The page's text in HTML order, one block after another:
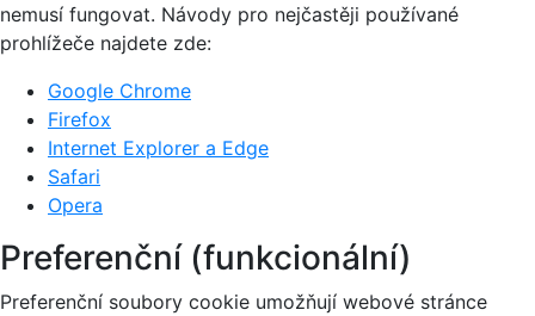
nemusí fungovat. Návody pro nejčastěji používané
prohlížeče najdete zde:
Google Chrome
Firefox
Internet Explorer a Edge
Safari
Opera
Preferenční (funkcionální)
Preferenční soubory cookie umožňují webové stránce